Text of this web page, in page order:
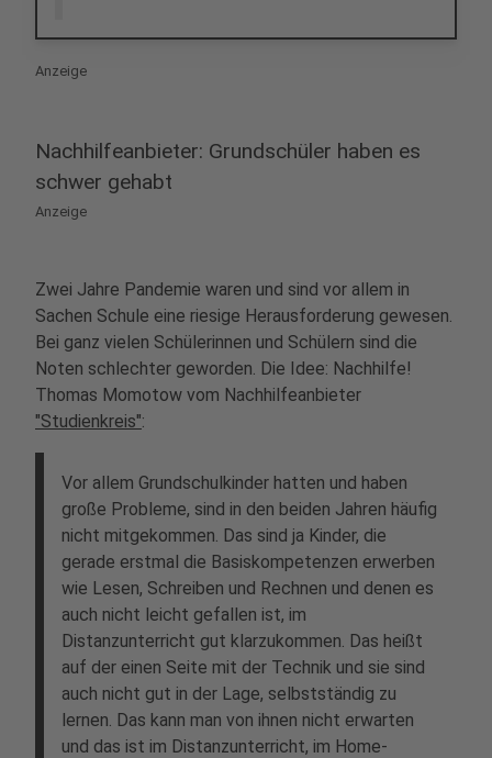
Anzeige
Nachhilfeanbieter: Grundschüler haben es
schwer gehabt
Anzeige
Zwei Jahre Pandemie waren und sind vor allem in
Sachen Schule eine riesige Herausforderung gewesen.
Bei ganz vielen Schülerinnen und Schülern sind die
Noten schlechter geworden. Die Idee: Nachhilfe!
Thomas Momotow vom Nachhilfeanbieter
"Studienkreis":
Vor allem Grundschulkinder hatten und haben
große Probleme, sind in den beiden Jahren häufig
nicht mitgekommen. Das sind ja Kinder, die
gerade erstmal die Basiskompetenzen erwerben
wie Lesen, Schreiben und Rechnen und denen es
auch nicht leicht gefallen ist, im
Distanzunterricht gut klarzukommen. Das heißt
auf der einen Seite mit der Technik und sie sind
auch nicht gut in der Lage, selbstständig zu
lernen. Das kann man von ihnen nicht erwarten
und das ist im Distanzunterricht, im Home-